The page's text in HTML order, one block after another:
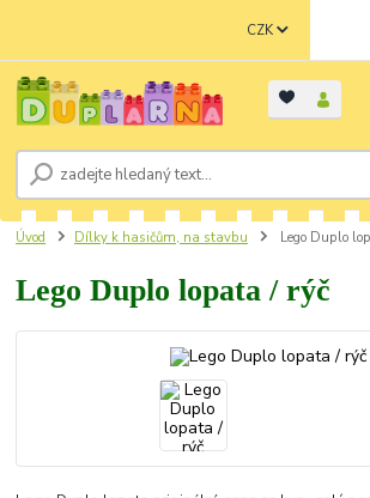
CZK
Úvod Dílky k hasičům, na stavbu Lego Duplo
Lego Duplo lopata / rýč